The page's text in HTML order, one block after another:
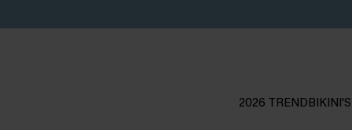
2026 TRENDBIKINI'S